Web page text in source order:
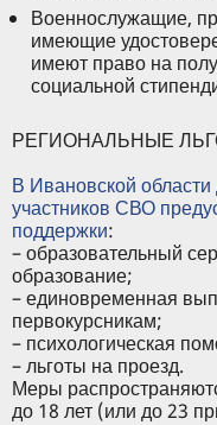
Военнослужащие,
имеющие
имеют право на
социальной
РЕГИОНАЛЬНЫЕ
В Ивановской
участников СВО
поддержки:
– образовательный
образование;
– единовременная
первокурсникам;
– психологическая
– льготы на проезд.
Меры
до 18 лет (или до 23